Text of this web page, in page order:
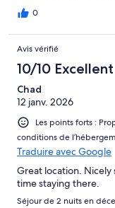
0
Avis vérifié
10/10 Excellent
Chad
12 janv. 2026
Les points forts :
conditions de
Traduire avec Google
Great location.
time staying there.
Séjour de 2 nuits en